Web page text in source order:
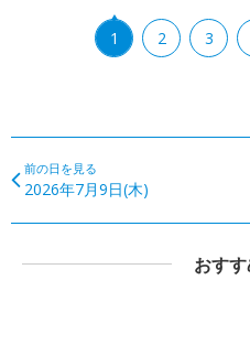
1 2 3
前の日を見る
2026年7月9日(木)
おす